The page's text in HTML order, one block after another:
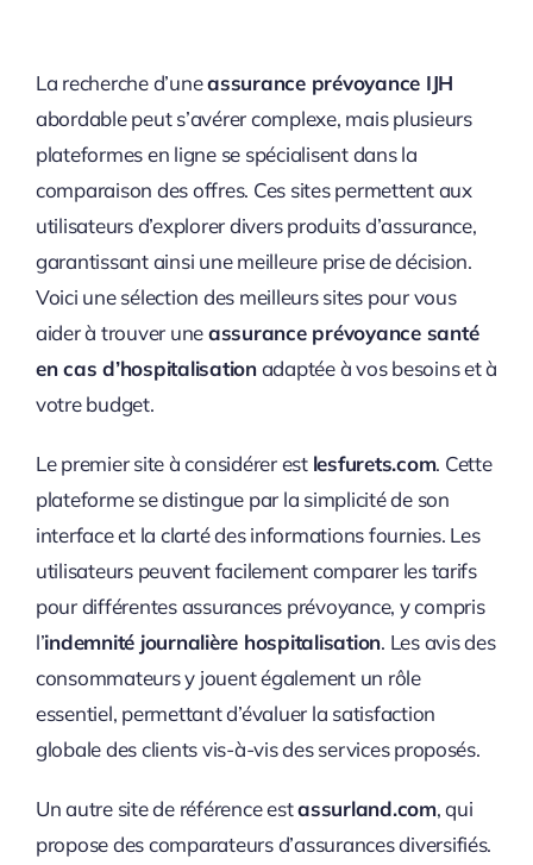
La recherche d’uneassurance prévoyance IJH
abordable peut s’avérer complexe, mais plusieurs
plateformes en ligne se spécialisent dans la
comparaison des offres. Ces sites permettent aux
utilisateurs d’explorer divers produits d’assurance,
garantissant ainsi une meilleure prise de décision.
Voici une sélection des meilleurs sites pour vous
aider à trouver uneassurance prévoyance santé
en cas d’hospitalisationadaptée à vos besoins et à
votre budget.
Le premier site à considérer est lesfurets.com. Cette
plateforme se distingue par la simplicité de son
interface et la clarté des informations fournies. Les
utilisateurs peuvent facilement comparer les tarifs
pour différentes assurances prévoyance, y compris
l’indemnité journalière hospitalisation. Les avis des
consommateurs y jouent également un rôle
essentiel, permettant d’évaluer la satisfaction
globale des clients vis-à-vis des services proposés.
Un autre site de référence estassurland.com, qui
propose des comparateurs d’assurances diversifiés.